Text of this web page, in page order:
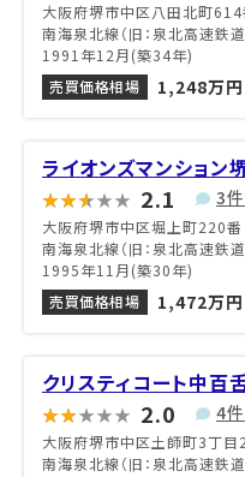
大阪府堺市中区八田北町
南海泉北線（旧：泉北高速鉄
1991年12月(築34年)
売買価格相場
1,248万円
ライオンズマンション
2.1 3件
大阪府堺市中区堀上町220番
南海泉北線（旧：泉北高速鉄
1995年11月(築30年)
売買価格相場
1,472万円
クリスティコート中百
2.0 4件
大阪府堺市中区土師町3丁目
南海泉北線（旧：泉北高速鉄